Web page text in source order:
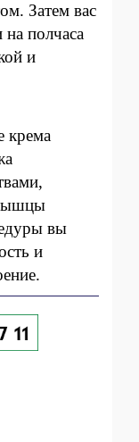
Затем вас
полчаса
и
крема
вы
и